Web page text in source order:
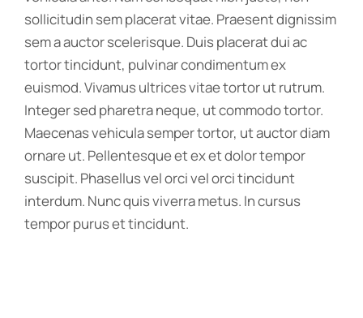
sollicitudin sem placerat vitae. Praesent dignissim
sem a auctor scelerisque. Duis placerat dui ac
tortor tincidunt, pulvinar condimentum ex
euismod. Vivamus ultrices vitae tortor ut rutrum.
Integer sed pharetra neque, ut commodo tortor.
Maecenas vehicula semper tortor, ut auctor diam
ornare ut. Pellentesque et ex et dolor tempor
suscipit. Phasellus vel orci vel orci tincidunt
interdum. Nunc quis viverra metus. In cursus
tempor purus et tincidunt.